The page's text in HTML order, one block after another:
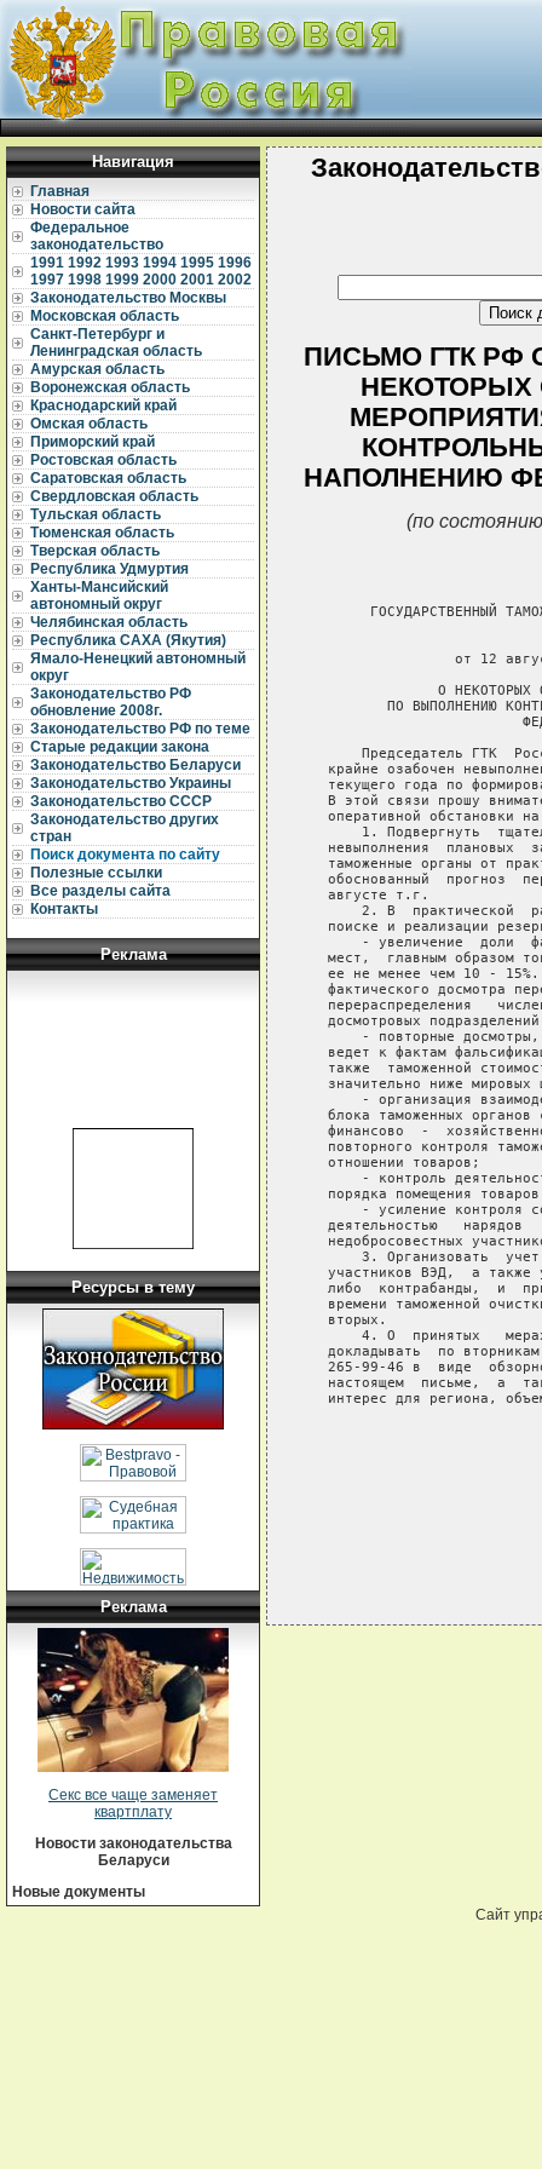
Навигация
Главная
Новости сайта
Федеральное
законодательство
1991 1992 1993 1994 1995 1996
1997 1998 1999 2000 2001 2002
Законодательство Москвы
Московская область
Санкт-Петербург и
Ленинградская область
Амурская область
Воронежская область
Краснодарский край
Омская область
Приморский край
Ростовская область
Саратовская область
Свердловская область
Тульская область
Тюменская область
Тверская область
Республика Удмуртия
Ханты-Мансийский
автономный округ
Челябинская область
Республика САХА (Якутия)
Ямало-Ненецкий автономный
округ
Законодательство РФ
обновление 2008г.
Законодательство РФ по теме
Старые редакции закона
Законодательство Беларуси
Законодательство Украины
Законодательство СССР
Законодательство других
стран
Поиск документа по сайту
Полезные ссылки
Все разделы сайта
Контакты
Реклама
Ресурсы в тему
Реклама
Секс все чаще заменяет
квартплату
Новости законодательства
Беларуси
Новые документы
ПИСЬМО ГТК РФ
НЕКОТОРЫХ
НАПОЛНЕНИЮ
(по
ГОСУДАРСТВЕННЫЙ
от 12
О НЕКОТОРЫХ
ПО ВЫПОЛНЕНИЮ
Председатель ГТК
крайне озабочен
текущего года по
В этой связи прошу
оперативной обстановки
1. Подвергнуть
невыполнения  плановых
таможенные органы от
обоснованный  прогноз
   августе т.г.
2. В  практической
поиске и реализации
- увеличение  доли
мест,  главным образом
ее не менее чем 10 -
фактического досмотра
перераспределения
досмотровых
- повторные
ведет к фактам
также  таможенной
значительно ниже мировых
- организация
блока таможенных органов
финансово  -
повторного контроля
   отношении товаров;
- контроль
порядка помещения
- усиление контроля
деятельностью   нарядов
недобросовестных
3. Организовать
участников ВЭД,  а также
либо  контрабанды,  и
времени таможенной
   вторых.
4. О  принятых
докладывать  по
265-99-46 в  виде
настоящем  письме,  а
интерес для региона,
Сайт